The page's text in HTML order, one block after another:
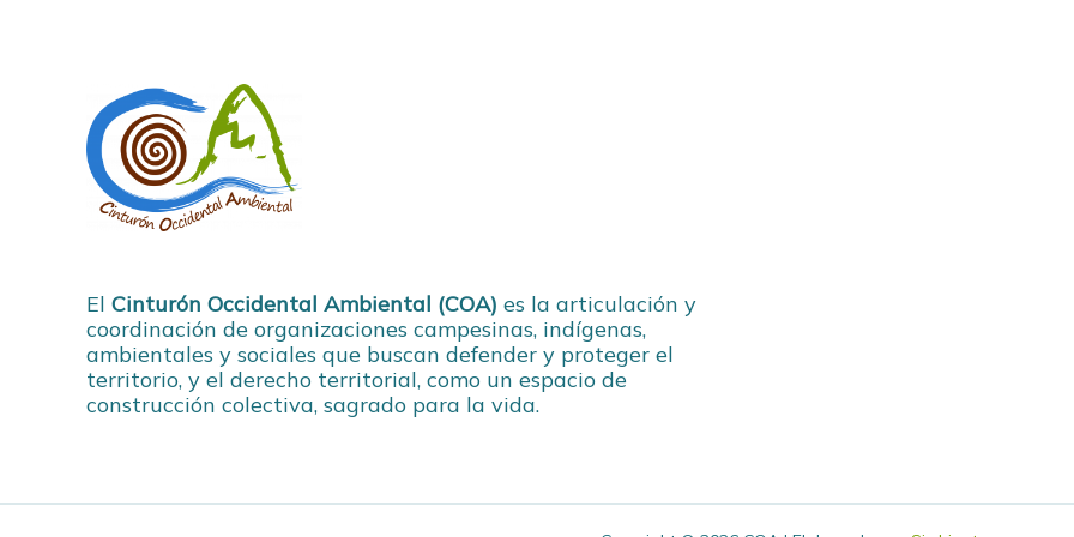
El Cinturón Occidental Ambiental (COA) es la articulación y
coordinación de organizaciones campesinas, indígenas,
ambientales y sociales que buscan defender y proteger el
territorio, y el derecho territorial, como un espacio de
construcción colectiva, sagrado para la vida.